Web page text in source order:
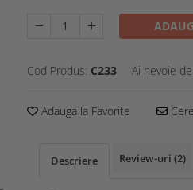
Cod Produs: C233 Ai nevoie
Adauga la Favorite
Descriere Review-uri (2)